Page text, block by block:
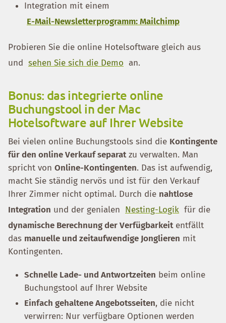
Integration mit einem
E-Mail-Newsletterprogramm: Mailchimp
Probieren Sie die online Hotelsoftware gleich aus
und sehen Sie sich die Demo an.
Bonus: das integrierte online
Buchungstool in der Mac
Hotelsoftware auf Ihrer Website
Bei vielen online Buchungstools sind die Kontingente
für den online Verkauf separatzu verwalten. Man
spricht von Online-Kontingenten. Das ist aufwendig,
macht Sie ständig nervös und ist für den Verkauf
Ihrer Zimmer nicht optimal. Durch die nahtlose
Integration und der genialen Nesting-Logik für die
dynamische Berechnung der Verfügbarkeitentfällt
das manuelle und zeitaufwendige Jonglieren mit
Kontingenten.
Schnelle Lade- und Antwortzeiten beim online
Buchungstool auf Ihrer Website
Einfach gehaltene Angebotsseiten, die nicht
verwirren: Nur verfügbare Optionen werden